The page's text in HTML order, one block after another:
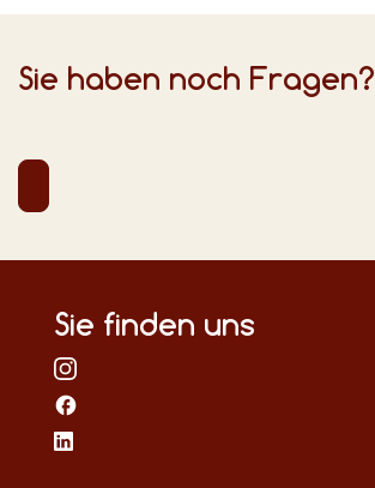
Sie haben noch Fragen?
Sie finden uns